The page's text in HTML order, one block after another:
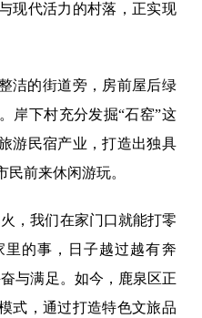
现代活力的村落，正实现
洁的街道旁，房前屋后绿
岸下村充分发掘“石窑”这
游民宿产业，打造出独具
民前来休闲游玩。
，我们在家门口就能打零
的事，日子越过越有奔
与满足。如今，鹿泉区正
式，通过打造特色文旅品